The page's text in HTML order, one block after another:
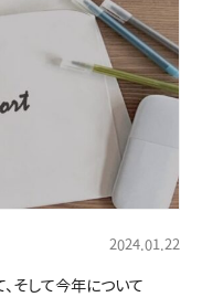
2024.01.22
そして今年について